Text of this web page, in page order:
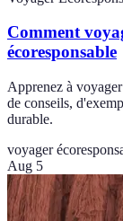
Comment
écoresponsable
Apprenez à
de conseils,
durable.
voyager
Aug 5